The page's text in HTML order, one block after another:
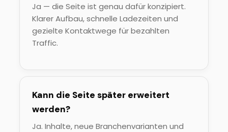
Ja — die Seite ist genau dafür konzipiert.
Klarer Aufbau, schnelle Ladezeiten und
gezielte Kontaktwege für bezahlten
Traffic.
Kann die Seite später erweitert
werden?
Ja. Inhalte, neue Branchenvarianten und